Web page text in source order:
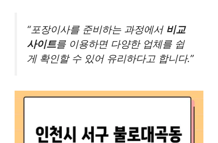
“포장이사를 준비하는 과정에서 비교
사이트를 이용하면 다양한 업체를 쉽
게 확인할 수 있어 유리하다고 합니다.”